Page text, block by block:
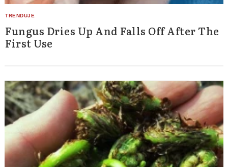
Fungus Dries Up And Falls Off After The
First Use